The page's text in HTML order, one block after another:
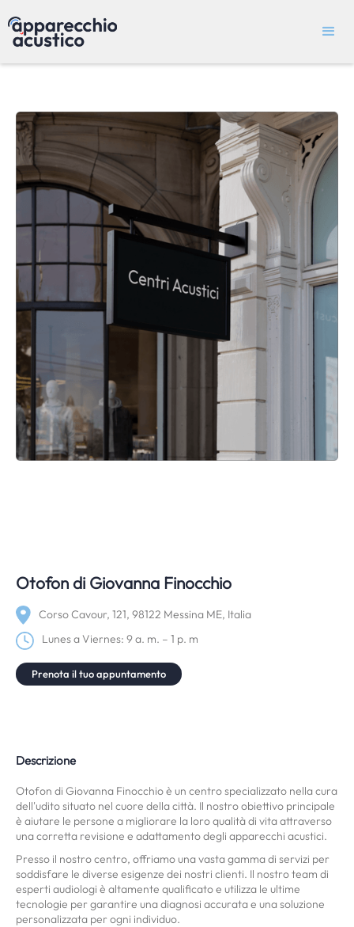
Otofon di Giovanna Finocchio
Corso Cavour, 121, 98122 Messina ME, Italia
Lunes a Viernes: 9 a. m. – 1 p. m
Prenota il tuo appuntamento
Descrizione
Otofon di Giovanna Finocchio è un centro specializzato nella cura
dell'udito situato nel cuore della città. Il nostro obiettivo principale
è aiutare le persone a migliorare la loro qualità di vita attraverso
una corretta revisione e adattamento degli apparecchi acustici.
Presso il nostro centro, offriamo una vasta gamma di servizi per
soddisfare le diverse esigenze dei nostri clienti. Il nostro team di
esperti audiologi è altamente qualificato e utilizza le ultime
tecnologie per garantire una diagnosi accurata e una soluzione
personalizzata per ogni individuo.